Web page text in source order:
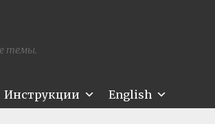
темы.
Инструкции English